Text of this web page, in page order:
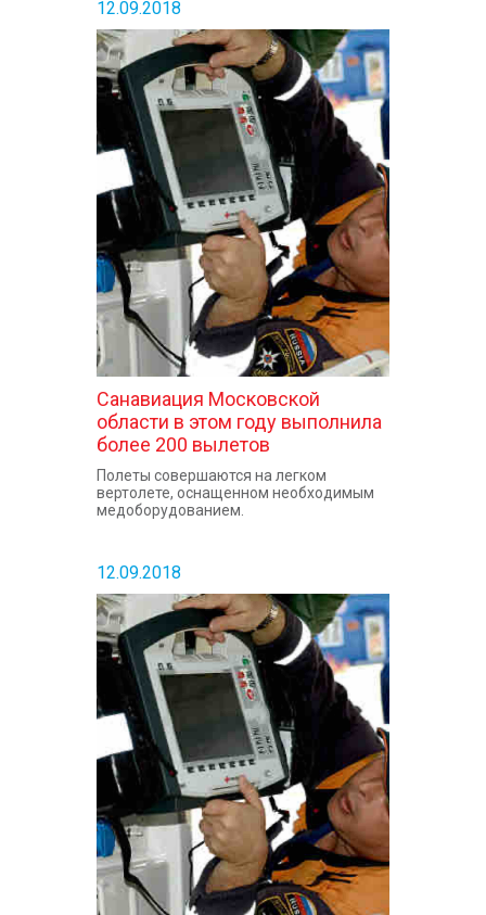
12.09.2018
Санавиация Московской
области в этом году выполнила
более 200 вылетов
Полеты совершаются на легком
вертолете, оснащенном необходимым
медоборудованием.
12.09.2018